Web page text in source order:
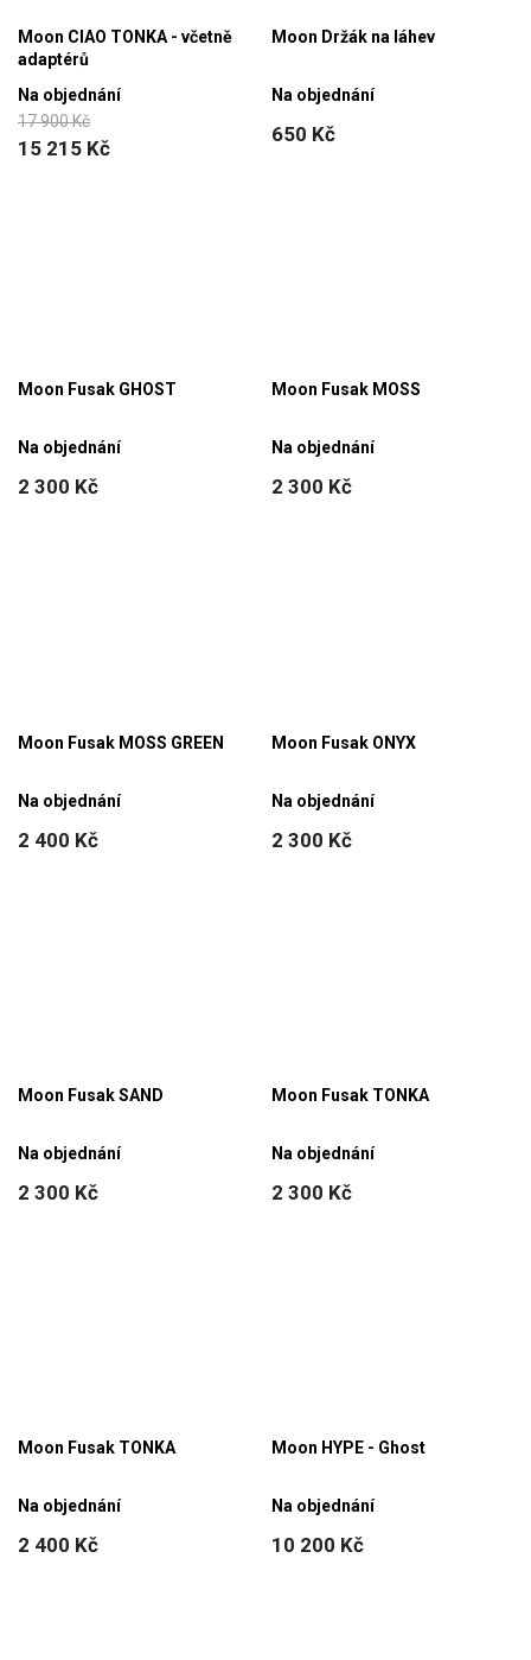
Moon CIAO TONKA - včetně
adaptérů
17 900 Kč
15 215 Kč
Na objednání
Moon Držák na láhev
650 Kč
Na objednání
Moon Fusak GHOST
2 300 Kč
Na objednání
Moon Fusak MOSS
2 300 Kč
Na objednání
Moon Fusak MOSS GREEN
2 400 Kč
Na objednání
Moon Fusak ONYX
2 300 Kč
Na objednání
Moon Fusak SAND
2 300 Kč
Na objednání
Moon Fusak TONKA
2 300 Kč
Na objednání
Moon Fusak TONKA
2 400 Kč
Na objednání
Moon HYPE - Ghost
10 200 Kč
Na objednání